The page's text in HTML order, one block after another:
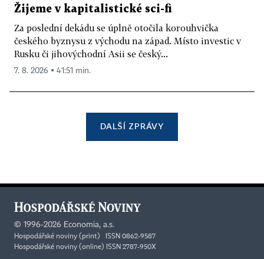
Žijeme v kapitalistické sci-fi
Za poslední dekádu se úplně otočila korouhvička
českého byznysu z východu na západ. Místo investic v
Rusku či jihovýchodní Asii se český...
7. 8. 2026 ▪ 41:51 min.
DALŠÍ ZPRÁVY
© 1996-2026 Economia, a.s.
Hospodářské noviny (print) ISSN 0862-9587
Hospodářské noviny (online) ISSN 2787-950X